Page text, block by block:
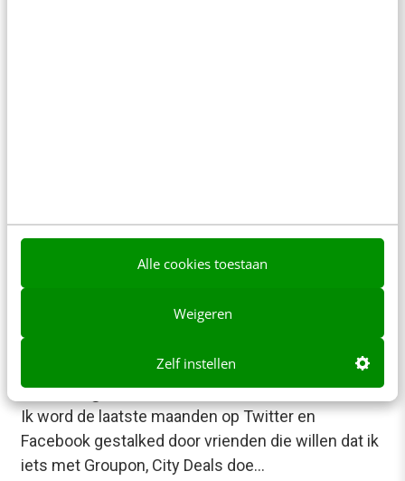
Alle cookies toestaan
Weigeren
Zelf instellen
mededeling doet op het internet via bijvoorbeeld
Twitter, Facebook of LinkedIn? Hoe betrouwbaar is
een…
15 jaar geleden
ID&T volgt Sensation-vrienden met Klout
Ik word de laatste maanden op Twitter en
Facebook gestalked door vrienden die willen dat ik
iets met Groupon, City Deals doe…